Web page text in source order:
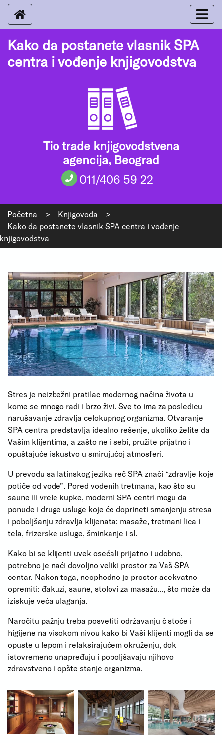
Kako da postanete vlasnik SPA
centra i vođenje knjigovodstva
Tio trade knjigovodstvena
agencija, Beograd
011/406 59 22
Početna > Knjigovođa
>
Kako da postanete vlasnik SPA centra i vođenje
knjigovodstva
Stres je neizbežni pratilac modernog načina života u
kome se mnogo radi i brzo živi. Sve to ima za posledicu
narušavanje zdravlja celokupnog organizma. Otvaranje
SPA centra predstavlja idealno rešenje, ukoliko želite da
Vašim klijentima, a zašto ne i sebi, pružite prijatno i
opuštajuće iskustvo u smirujućoj atmosferi.
U prevodu sa latinskog jezika reč SPA znači “zdravlje koje
potiče od vode”. Pored vodenih tretmana, kao što su
saune ili vrele kupke, moderni SPA centri mogu da
ponude i druge usluge koje će doprineti smanjenju stresa
i poboljšanju zdravlja klijenata: masaže, tretmani lica i
tela, frizerske usluge, šminkanje i sl.
Kako bi se klijenti uvek osećali prijatno i udobno,
potrebno je naći dovoljno veliki prostor za Vaš SPA
centar. Nakon toga, neophodno je prostor adekvatno
opremiti: đakuzi, saune, stolovi za masažu..., što može da
iziskuje veća ulaganja.
Naročitu pažnju treba posvetiti održavanju čistoće i
higijene na visokom nivou kako bi Vaši klijenti mogli da se
opuste u lepom i relaksirajućem okruženju, dok
istovremeno unapređuju i poboljšavaju njihovo
zdravstveno i opšte stanje organizma.